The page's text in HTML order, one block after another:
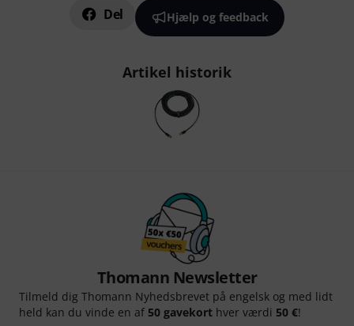
Del Hjælp og feedback
Artikel historik
Thomann Newsletter
Tilmeld dig Thomann Nyhedsbrevet på engelsk og med lidt
held kan du vinde en af 50 gavekort hver værdi 50 €!